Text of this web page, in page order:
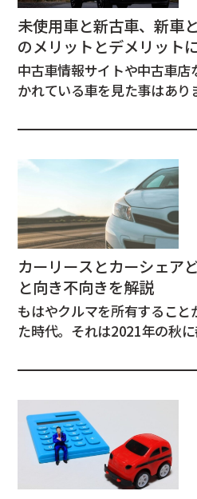
未使用車と新古車、新車
のメリットとデメリット
中古車情報サイトや中古車
かれている車を見た事はありますか。
いになっています。 また、似たような言葉で「新古
のような車なのか、新古車、
カーリースとカーシェア
と向き不向きを解説
もはやクルマを所有するこ
た時代。それは2021年の秋
有という結果が発表されて
は、その不便さを補うために